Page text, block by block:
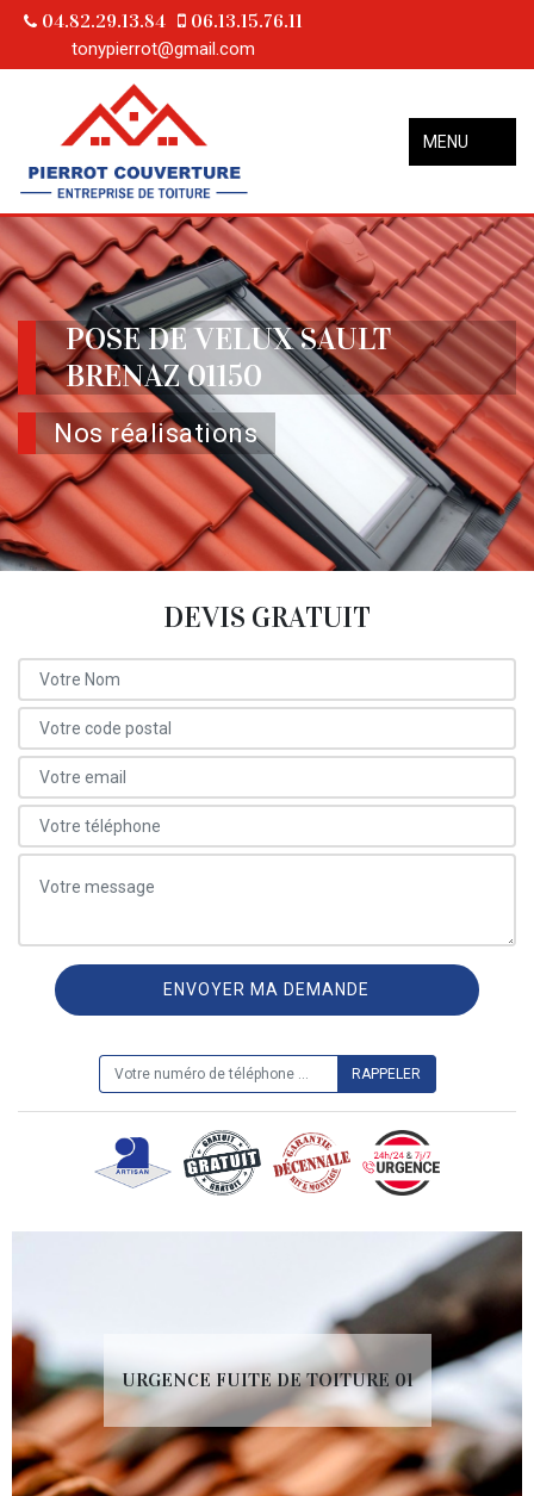
04.82.29.13.84 06.13.15.76.11
tonypierrot@gmail.com
MENU
POSE DE VELUX SAULT
BRENAZ 01150
Nos réalisations
DEVIS GRATUIT
URGENCE FUITE DE TOITURE 01